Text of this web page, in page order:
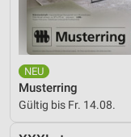
Musterring
Gültig bis Fr. 14.08.